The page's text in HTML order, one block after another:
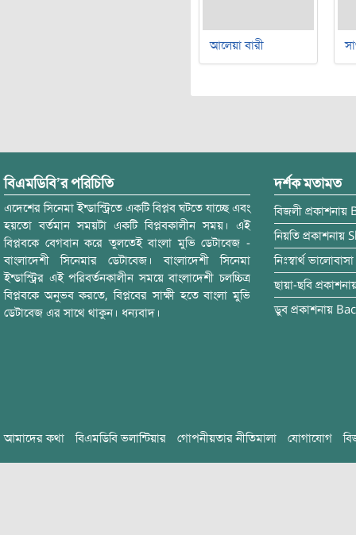
আলেয়া বারী
বিএমডিবি’র পরিচিতি
এদেশের সিনেমা ইন্ডাস্ট্রিতে একটি বিপ্লব ঘটতে যাচ্ছে এবং
হয়তো বর্তমান সময়টা একটি বিপ্লবকালীন সময়। এই
বিপ্লবকে বেগবান করে তুলতেই বাংলা মুভি ডেটাবেজ -
বাংলাদেশী সিনেমার ডেটাবেজ। বাংলাদেশী সিনেমা
ইন্ডাস্ট্রির এই পরিবর্তনকালীন সময়ে বাংলাদেশী চলচ্চিত্র
বিপ্লবকে অনুভব করতে, বিপ্লবের সাক্ষী হতে বাংলা মুভি
ডেটাবেজ এর সাথে থাকুন। ধন্যবাদ।
দর্শক মতামত
বিজলী প্রকাশনায়
নিয়তি প্রকাশনায়
নিঃস্বার্থ ভালোবাসা
ছায়া-ছবি
ডুব প্রকাশনায়
আমাদের কথা বিএমডিবি ভলান্টিয়ার গোপনীয়তার নীতিমালা যোগাযোগ